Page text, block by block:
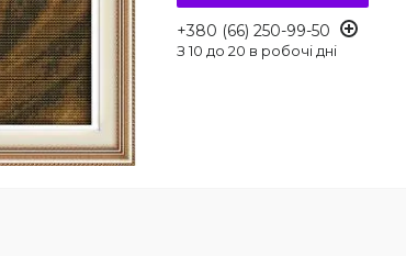
+380 (66) 250-99-50
З 10 до 20 в робочі дні